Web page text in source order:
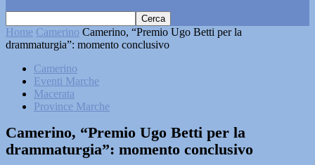
Home Camerino Camerino, “Premio Ugo Betti per la
drammaturgia”: momento conclusivo
Camerino
Eventi Marche
Macerata
Province Marche
Camerino, “Premio Ugo Betti per la
drammaturgia”: momento conclusivo